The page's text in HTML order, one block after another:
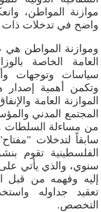
موازنة المواطن،
واضح في تدخلات ذات
وموازنة المواطن هي
العامة الخاصة
سياسات وتوجهات
وتكمن أهمية إصدار
الموازنة العامة
المجتمع المدني
من مساءلة السلطات
سابقاً لتدخلات
الفلسطينية تقوم
سنوي، والذي يأتي
إليه وفهمه من قبل
تعقيد جداوله
التخصص.